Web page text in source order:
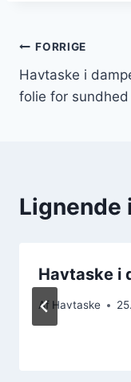
FORRIGE
Havtaske i
folie for sundhed
Havtaske i
Af Havtaske